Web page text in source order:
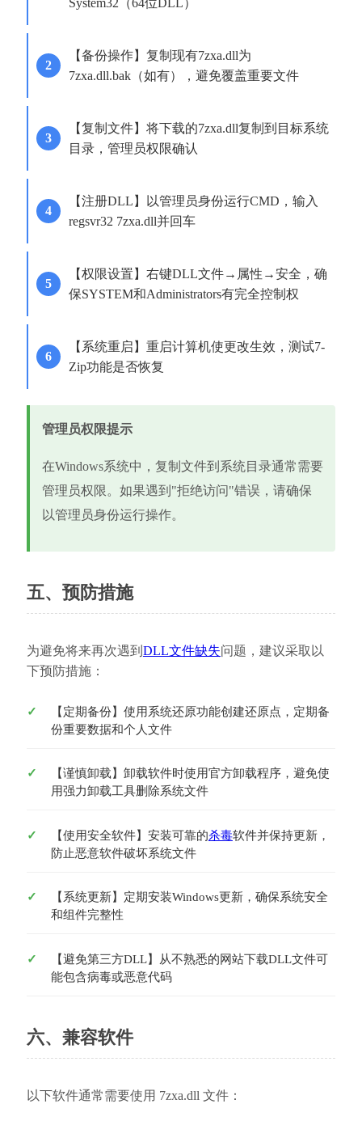
【备份操作】复制现有7zxa.dll为
7zxa.dll.bak（如有），避免覆盖重要文件
【复制文件】将下载的7zxa.dll复制到目标系统
目录，管理员权限确认
【注册DLL】以管理员身份运行CMD，输入
regsvr32 7zxa.dll并回车
【权限设置】右键DLL文件→属性→安全，确
保SYSTEM和Administrators有完全控制权
【系统重启】重启计算机使更改生效，测试7-
Zip功能是否恢复
管理员权限提示
在Windows系统中，复制文件到系统目录通常需要
管理员权限。如果遇到"拒绝访问"错误，请确保
以管理员身份运行操作。
五、预防措施
为避免将来再次遇到 DLL文件缺失问题，建议采取以
下预防措施：
【定期备份】使用系统还原功能创建还原点，定期备
份重要数据和个人文件
【谨慎卸载】卸载软件时使用官方卸载程序，避免使
用强力卸载工具删除系统文件
【使用安全软件】安装可靠的杀毒软件并保持更新，
防止恶意软件破坏系统文件
【系统更新】定期安装Windows更新，确保系统安全
和组件完整性
【避免第三方DLL】从不熟悉的网站下载DLL文件可
能包含病毒或恶意代码
六、兼容软件
以下软件通常需要使用 7zxa.dll 文件：